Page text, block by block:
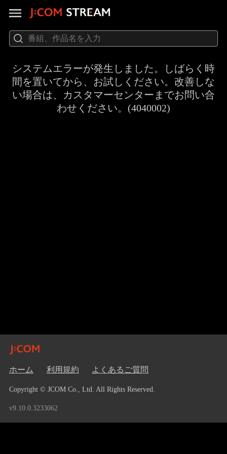
システムエラーが発生しました。しばらく時
間を置いてから、お試しください。改善しな
い場合は、カスタマーセンターまでお問い合
わせください。(4040002)
ホーム 利用規約 よくあるご質問
Copyright © JCOM Co., Ltd. All Rights Reserved.
v9.10.0.3233062